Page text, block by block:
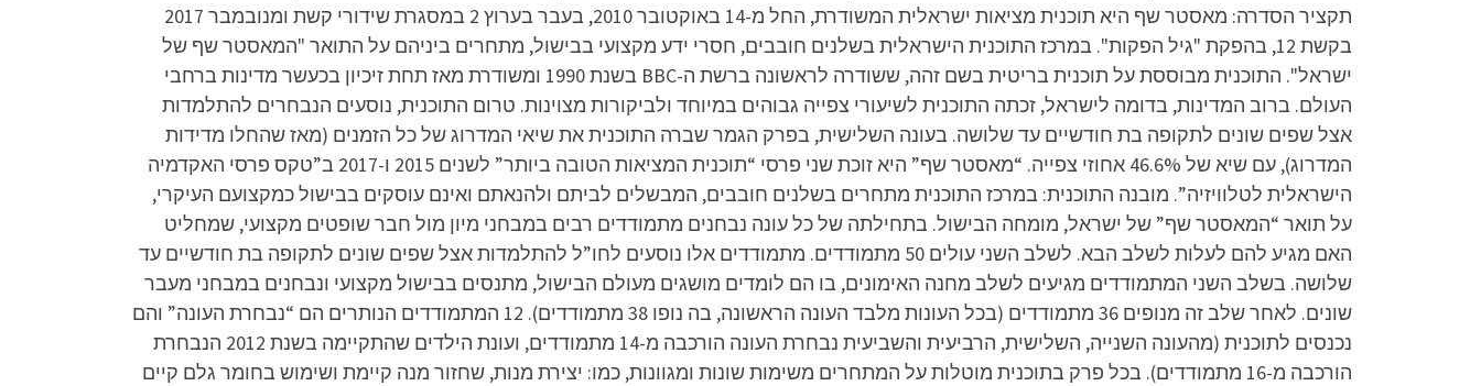
תקציר הסדרה: מאסטר שף היא תוכנית מציאות ישראלית המשודרת, החל מ-14 באוקטובר 2010, בעבר בערוץ 2 במסגרת שידורי קשת ומנובמבר 2017
בקשת 12, בהפקת "גיל הפקות". במרכז התוכנית הישראלית בשלנים חובבים, חסרי ידע מקצועי בבישול, מתחרים ביניהם על התואר "המאסטר שף של
ישראל". התוכנית מבוססת על תוכנית בריטית בשם זהה, ששודרה לראשונה ברשת ה-BBC בשנת 1990 ומשודרת מאז תחת זיכיון בכעשר מדינות ברחבי
העולם. ברוב המדינות, בדומה לישראל, זכתה התוכנית לשיעורי צפייה גבוהים במיוחד ולביקורות מצוינות. טרום התוכנית, נוסעים הנבחרים להתלמדות
אצל שפים שונים לתקופה בת חודשיים עד שלושה. בעונה השלישית, בפרק הגמר שברה התוכנית את שיאי המדרוג של כל הזמנים (מאז שהחלו מדידות
המדרוג), עם שיא של 46.6% אחוזי צפייה. “מאסטר שף” היא זוכת שני פרסי “תוכנית המציאות הטובה ביותר” לשנים 2015 ו-2017 ב”טקס פרסי האקדמיה
הישראלית לטלוויזיה”. מובנה התוכנית: במרכז התוכנית מתחרים בשלנים חובבים, המבשלים לביתם ולהנאתם ואינם עוסקים בבישול כמקצועם העיקרי,
על תואר “המאסטר שף” של ישראל, מומחה הבישול. בתחילתה של כל עונה נבחנים מתמודדים רבים במבחני מיון מול חבר שופטים מקצועי, שמחליט
האם מגיע להם לעלות לשלב הבא. לשלב השני עולים 50 מתמודדים. מתמודדים אלו נוסעים לחו”ל להתלמדות אצל שפים שונים לתקופה בת חודשיים עד
שלושה. בשלב השני המתמודדים מגיעים לשלב מחנה האימונים, בו הם לומדים מושגים מעולם הבישול, מתנסים בבישול מקצועי ונבחנים במבחני מעבר
שונים. לאחר שלב זה מנופים 36 מתמודדים (בכל העונות מלבד העונה הראשונה, בה נופו 38 מתמודדים). 12 המתמודדים הנותרים הם “נבחרת העונה” והם
נכנסים לתוכנית (מהעונה השנייה, השלישית, הרביעית והשביעית נבחרת העונה הורכבה מ-14 מתמודדים, ועונת הילדים שהתקיימה בשנת 2012 הנבחרת
הורכבה מ-16 מתמודדים). בכל פרק בתוכנית מוטלות על המתחרים משימות שונות ומגוונות, כמו: יצירת מנות, שחזור מנה קיימת ושימוש בחומר גלם קיים